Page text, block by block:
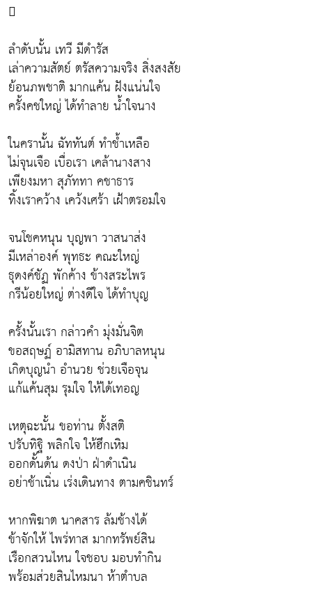

ลำดับนั้น เทวี มีดำรัส
เล่าความสัตย์ ตรัสความจริง สิ่งสงสัย
ย้อนภพชาติ มากแค้น ฝังแน่นใจ
ครั้งคชใหญ่ ได้ทำลาย น้ำใจนาง
ในครานั้น ฉัททันต์ ทำช้ำเหลือ
ไม่จุนเจือ เบื่อเรา เคล้านางสาง
เพียงมหา สุภัททา คชาธาร
ทิ้งเราคว้าง เคว้งเศร้า เฝ้าตรอมใจ
จนโชคหนุน บุญพา วาสนาส่ง
มีเหล่าองค์ พุทธะ คณะใหญ่
ธุดงค์ชัฏ พักค้าง ข้างสระไพร
กรีน้อยใหญ่ ต่างดีใจ ได้ทำบุญ
ครั้งนั้นเรา กล่าวคำ มุ่งมั่นจิต
ขอสฤษฏ์ อามิสทาน อภิบาลหนุน
เกิดบุญนำ อำนวย ช่วยเจือจุน
แก้แค้นสุม รุมใจ ให้ได้เทอญ
เหตุฉะนั้น ขอท่าน ตั้งสติ
ปรับทิฐิ พลิกใจ ให้ฮึกเหิม
ออกดั้นด้น ดงป่า ฝ่าดำเนิน
อย่าช้าเนิ่น เร่งเดินทาง ตามคชินทร์
หากพิฆาต นาคสาร ล้มช้างได้
ข้าจักให้ ไพร่ทาส มากทรัพย์สิน
เรือกสวนไหน ใจชอบ มอบทำกิน
พร้อมส่วยสินไหมนา ห้าตำบล